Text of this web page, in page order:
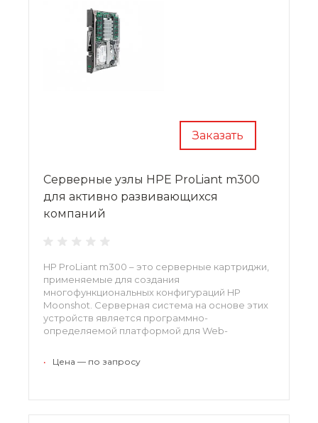
Заказать
Серверные узлы HPE ProLiant m300
для активно развивающихся
компаний
HP ProLiant m300 – это серверные картриджи,
применяемые для создания
многофункциональных конфигураций HP
Moonshot. Серверная система на основе этих
устройств является программно-
определяемой платформой для Web-
многоуровневых Web-структур и эффективной
• Цена — по запросу